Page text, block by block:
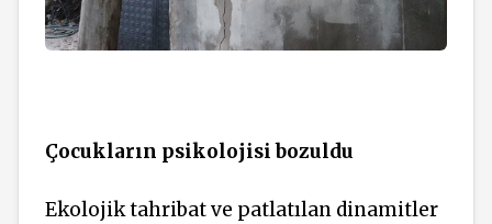
Çocukların psikolojisi bozuldu
Ekolojik tahribat ve patlatılan dinamitler